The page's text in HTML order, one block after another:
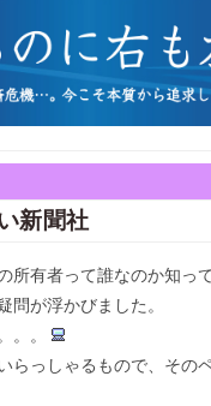
新聞社
所有者って誰なのか知っ
問が浮かびました。
。。
らっしゃるもので、その